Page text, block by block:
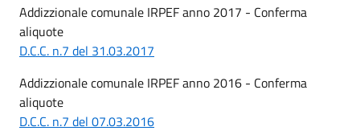
Addizzionale comunale IRPEF anno 2017 - Conferma
aliquote
D.C.C. n.7 del 31.03.2017
Addizzionale comunale IRPEF anno 2016 - Conferma
aliquote
D.C.C. n.7 del 07.03.2016